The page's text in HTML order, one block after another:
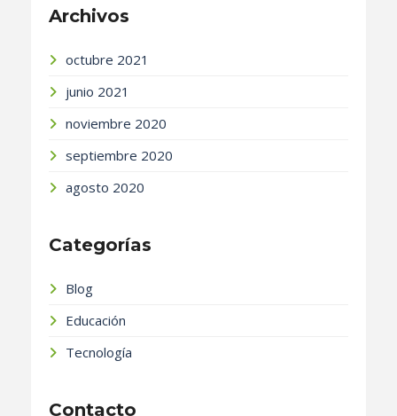
Archivos
octubre 2021
junio 2021
noviembre 2020
septiembre 2020
agosto 2020
Categorías
Blog
Educación
Tecnología
Contacto